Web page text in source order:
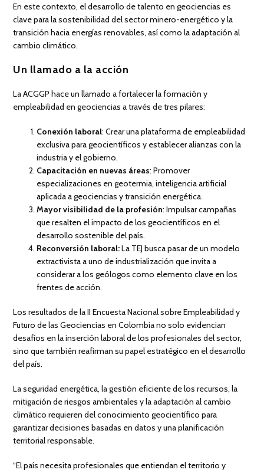
En este contexto, el desarrollo de talento en geociencias es
clave para la sostenibilidad del sector minero-energético y la
transición hacia energías renovables, así como la adaptación al
cambio climático.
Un llamado a la acción
La ACGGP hace un llamado a fortalecer la formación y
empleabilidad en geociencias a través de tres pilares:
Conexión laboral: Crear una plataforma de empleabilidad
exclusiva para geocientíficos y establecer alianzas con la
industria y el gobierno.
Capacitación en nuevas áreas: Promover
especializaciones en geotermia, inteligencia artificial
aplicada a geociencias y transición energética.
Mayor visibilidad de la profesión: Impulsar campañas
que resalten el impacto de los geocientíficos en el
desarrollo sostenible del país.
Reconversión laboral:La TEJ busca pasar de un modelo
extractivista a uno de industrialización que invita a
considerar a los geólogos como elemento clave en los
frentes de acción.
Los resultados de la II Encuesta Nacional sobre Empleabilidad y
Futuro de las Geociencias en Colombia no solo evidencian
desafíos en la inserción laboral de los profesionales del sector,
sino que también reafirman su papel estratégico en el desarrollo
del país.
La seguridad energética, la gestión eficiente de los recursos, la
mitigación de riesgos ambientales y la adaptación al cambio
climático requieren del conocimiento geocientífico para
garantizar decisiones basadas en datos y una planificación
territorial responsable.
“El país necesita profesionales que entiendan el territorio y